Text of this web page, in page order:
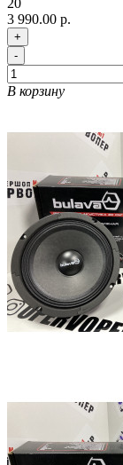
3 990.00 р.
+
-
В корзину